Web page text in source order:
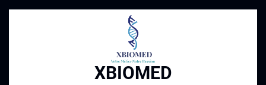
XBIOMED